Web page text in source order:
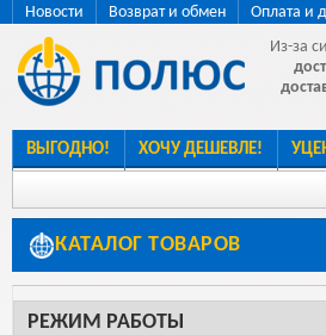
Новости Возврат и обмен Оплата и
Из-за
ВЫГОДНО! ХОЧУ ДЕШЕВЛЕ!
КАТАЛОГ ТОВАРОВ
РЕЖИМ РАБОТЫ